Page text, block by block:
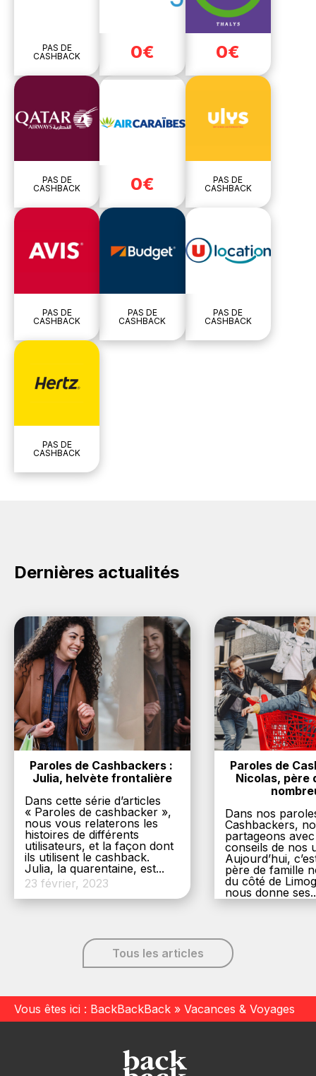
PAS DE
CASHBACK
0€ 0€
PAS DE
CASHBACK
0€
PAS DE
CASHBACK
PAS DE
CASHBACK
PAS DE
CASHBACK
PAS DE
CASHBACK
PAS DE
CASHBACK
Dernières actualités
Paroles de Cashbackers :
Julia, helvète frontalière
Dans cette série d’articles
« Paroles de cashbacker »,
nous vous relaterons les
histoires de différents
utilisateurs, et la façon dont
ils utilisent le cashback.
Julia, la quarentaine, est...
23 février, 2023
Paroles de
Nicolas, père
Dans nos
Cashbackers,
partageons
conseils de nos
Aujourd’hui,
père de famille
du côté de
nous donne
6 décembre,
Tous les articles
Vous êtes ici : BackBackBack » Vacances & Voyages